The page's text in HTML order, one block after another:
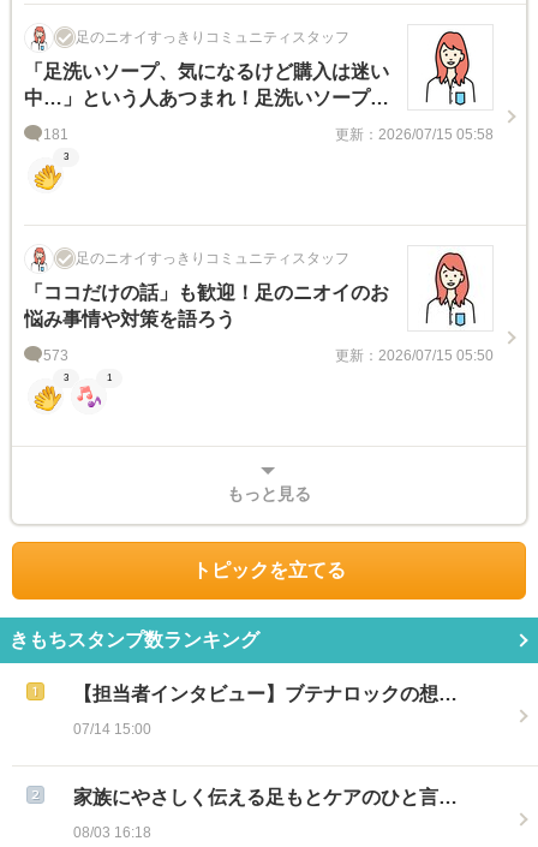
足のニオイすっきりコミュニティスタッフ
「足洗いソープ、気になるけど購入は迷い
中…」という人あつまれ！足洗いソープレ
ビュアー100名様大募集 レポート！
181 更新：2026/07/15 05:58
3
足のニオイすっきりコミュニティスタッフ
「ココだけの話」も歓迎！足のニオイのお
悩み事情や対策を語ろう
573 更新：2026/07/15 05:50
3 1
もっと見る
トピックを立てる
きもちスタンプ数ランキング
【担当者インタビュー】ブテナロックの想…
07/14 15:00
家族にやさしく伝える足もとケアのひと言…
08/03 16:18